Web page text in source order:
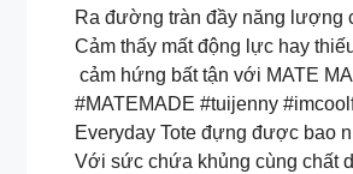
Ra đường tràn đầy năng lượng
Cảm thấy mất động lực hay
cảm hứng bất tận với MATE
#MATEMADE #tuijenny
Everyday Tote đựng được bao
Với sức chứa khủng cùng chất